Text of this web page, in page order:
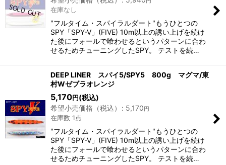
在庫なし
"フルタイム・スパイラルダート"もうひとつの
SPY「SPY-V」(FIVE) 10m以上の誘い上げを続け
た後にフォールで喰わせるというパターンに合わ
せるためチューニングしたSPY。 テストを続…
DEEP LINER スパイ5/SPY5 800g マグマ/東
村Wゼブラオレンジ
5,170円(税込)
希望小売価格（税込）
: 5,170円
在庫数 1点
"フルタイム・スパイラルダート"もうひとつの
SPY「SPY-V」(FIVE) 10m以上の誘い上げを続け
た後にフォールで喰わせるというパターンに合わ
せるためチューニングしたSPY。 テストを続…